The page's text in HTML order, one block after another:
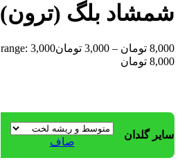
شمشاد بلگ (ترون)
8,000 تومان –
3,000 تومان
8,000 تومان
سایر گلدان
صاف